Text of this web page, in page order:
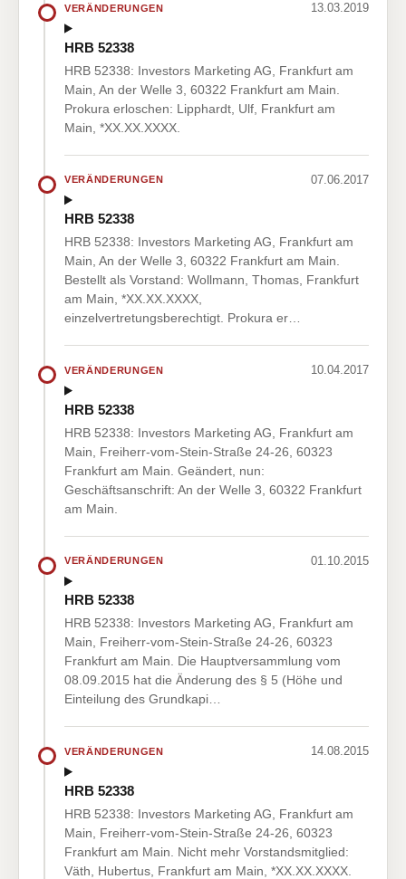
VERÄNDERUNGEN 13.03.2019
HRB 52338
HRB 52338: Investors Marketing AG, Frankfurt am
Main, An der Welle 3, 60322 Frankfurt am Main.
Prokura erloschen: Lipphardt, Ulf, Frankfurt am
Main, *XX.XX.XXXX.
VERÄNDERUNGEN 07.06.2017
HRB 52338
HRB 52338: Investors Marketing AG, Frankfurt am
Main, An der Welle 3, 60322 Frankfurt am Main.
Bestellt als Vorstand: Wollmann, Thomas, Frankfurt
am Main, *XX.XX.XXXX,
einzelvertretungsberechtigt. Prokura er…
VERÄNDERUNGEN 10.04.2017
HRB 52338
HRB 52338: Investors Marketing AG, Frankfurt am
Main, Freiherr-vom-Stein-Straße 24-26, 60323
Frankfurt am Main. Geändert, nun:
Geschäftsanschrift: An der Welle 3, 60322 Frankfurt
am Main.
VERÄNDERUNGEN 01.10.2015
HRB 52338
HRB 52338: Investors Marketing AG, Frankfurt am
Main, Freiherr-vom-Stein-Straße 24-26, 60323
Frankfurt am Main. Die Hauptversammlung vom
08.09.2015 hat die Änderung des § 5 (Höhe und
Einteilung des Grundkapi…
VERÄNDERUNGEN 14.08.2015
HRB 52338
HRB 52338: Investors Marketing AG, Frankfurt am
Main, Freiherr-vom-Stein-Straße 24-26, 60323
Frankfurt am Main. Nicht mehr Vorstandsmitglied:
Väth, Hubertus, Frankfurt am Main, *XX.XX.XXXX.